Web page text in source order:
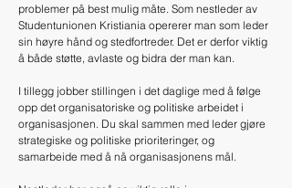
problemer på best mulig måte. Som nestleder av
Studentunionen Kristiania opererer man som leder
sin høyre hånd og stedfortreder. Det er derfor viktig
å både støtte, avlaste og bidra der man kan.
I tillegg jobber stillingen i det daglige med å følge
opp det organisatoriske og politiske arbeidet i
organisasjonen. Du skal sammen med leder gjøre
strategiske og politiske prioriteringer, og
samarbeide med å nå organisasjonens mål.